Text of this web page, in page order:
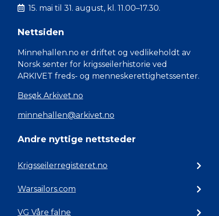
15. mai til 31. august, kl. 11.00–17.30.
Nettsiden
Minnehallen.no er driftet og vedlikeholdt av
Norsk senter for krigsseilerhistorie ved
ARKIVET freds- og menneskerettighetssenter.
Besøk Arkivet.no
minnehallen@arkivet.no
Andre nyttige nettsteder
Krigsseilerregisteret.no
Warsailors.com
VG Våre falne